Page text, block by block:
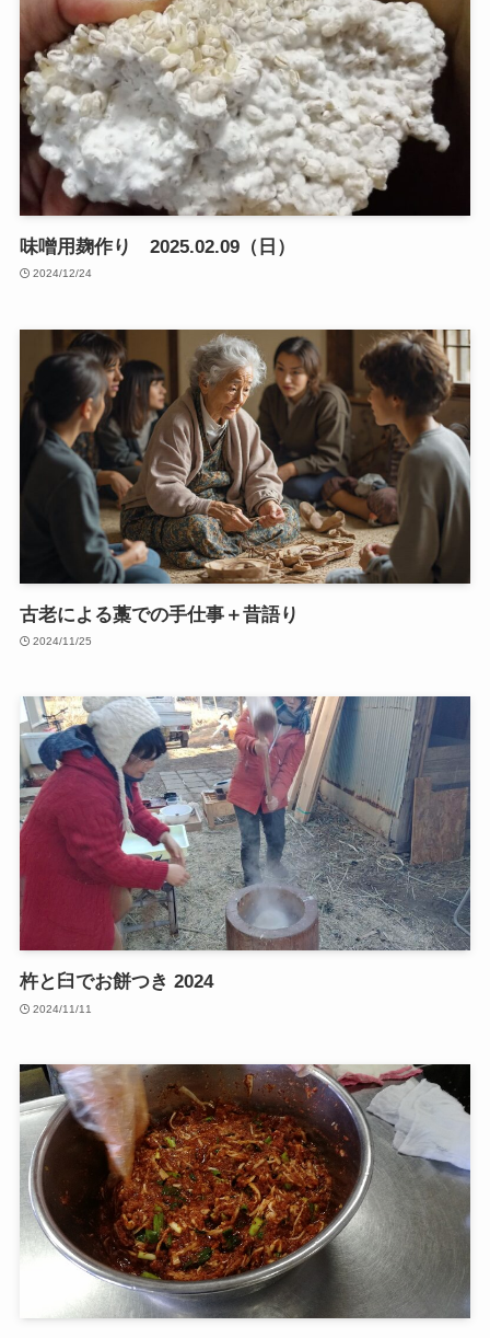
味噌用麹作り 2025.02.09（日）
2024/12/24
古老による藁での手仕事＋昔語り
2024/11/25
杵と臼でお餅つき 2024
2024/11/11